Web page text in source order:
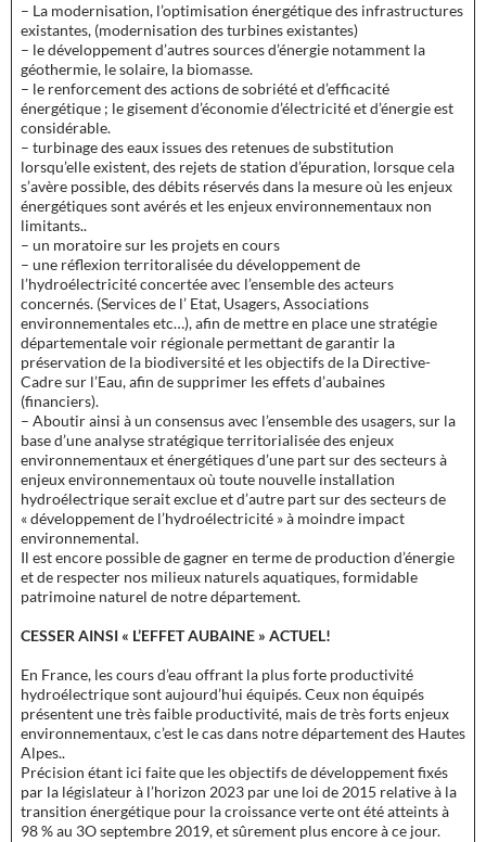
– La modernisation, l’optimisation énergétique des infrastructures
existantes, (modernisation des turbines existantes)
– le développement d’autres sources d’énergie notamment la
géothermie, le solaire, la biomasse.
– le renforcement des actions de sobriété et d’efficacité
énergétique ; le gisement d’économie d’électricité et d’énergie est
considérable.
– turbinage des eaux issues des retenues de substitution
lorsqu’elle existent, des rejets de station d’épuration, lorsque cela
s’avère possible, des débits réservés dans la mesure où les enjeux
énergétiques sont avérés et les enjeux environnementaux non
limitants..
– un moratoire sur les projets en cours
– une réflexion territoralisée du développement de
l’hydroélectricité concertée avec l’ensemble des acteurs
concernés. (Services de l’ Etat, Usagers, Associations
environnementales etc…), afin de mettre en place une stratégie
départementale voir régionale permettant de garantir la
préservation de la biodiversité et les objectifs de la Directive-
Cadre sur l’Eau, afin de supprimer les effets d’aubaines
(financiers).
– Aboutir ainsi à un consensus avec l’ensemble des usagers, sur la
base d’une analyse stratégique territorialisée des enjeux
environnementaux et énergétiques d’une part sur des secteurs à
enjeux environnementaux où toute nouvelle installation
hydroélectrique serait exclue et d’autre part sur des secteurs de
« développement de l’hydroélectricité » à moindre impact
environnemental.
Il est encore possible de gagner en terme de production d’énergie
et de respecter nos milieux naturels aquatiques, formidable
patrimoine naturel de notre département.
CESSER AINSI « L’EFFET AUBAINE » ACTUEL!
En France, les cours d’eau offrant la plus forte productivité
hydroélectrique sont aujourd’hui équipés. Ceux non équipés
présentent une très faible productivité, mais de très forts enjeux
environnementaux, c’est le cas dans notre département des Hautes
Alpes..
Précision étant ici faite que les objectifs de développement fixés
par la législateur à l’horizon 2023 par une loi de 2015 relative à la
transition énergétique pour la croissance verte ont été atteints à
98 % au 3O septembre 2019, et sûrement plus encore à ce jour.